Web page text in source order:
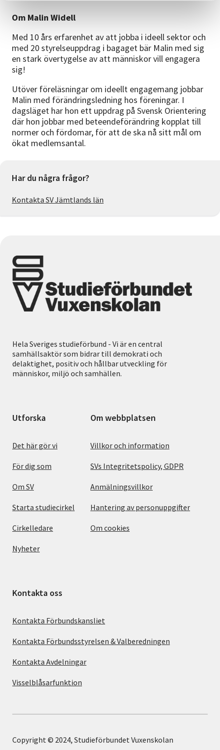
Om Malin Widell
Med 10 års erfarenhet av att jobba i ideell sektor och
med 20 styrelseuppdrag i bagaget bär Malin med sig
en stark övertygelse av att människor vill engagera
sig!
Utöver föreläsningar om ideellt engagemang jobbar
Malin med förändringsledning hos föreningar. I
dagsläget har hon ett uppdrag på Svensk Orientering
där hon jobbar med beteendeförändring kopplat till
normer och fördomar, för att de ska nå sitt mål om
ökat medlemsantal.
Har du några frågor?
Kontakta SV Jämtlands län
Hela Sveriges studieförbund - Vi är en central
samhällsaktör som bidrar till demokrati och
delaktighet, positiv och hållbar utveckling för
människor, miljö och samhällen.
Utforska
Det här gör vi
För dig som
Om SV
Starta studiecirkel
Cirkelledare
Nyheter
Om webbplatsen
Villkor och information
SVs Integritetspolicy, GDPR
Anmälningsvillkor
Hantering av personuppgifter
Om cookies
Kontakta oss
Kontakta Förbundskansliet
Kontakta Förbundsstyrelsen & Valberedningen
Kontakta Avdelningar
Visselblåsarfunktion
Copyright © 2024, Studieförbundet Vuxenskolan